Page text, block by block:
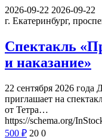
2026-09-22 2026-09-22
г. Екатеринбург,
Спектакль
и наказание»
22 сентября 2026 года
приглашает на
от Тетра…
https://schema.org/
500 ₽ 20 0